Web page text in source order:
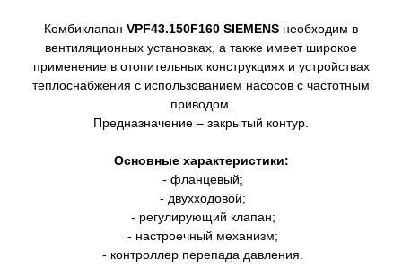
Комбиклапан VPF43.150F160 SIEMENS необходим в
вентиляционных установках, а также имеет широкое
применение в отопительных конструкциях и устройствах
теплоснабжения с использованием насосов с частотным
приводом.
Предназначение – закрытый контур.
Основные характеристики:
- фланцевый;
- двухходовой;
- регулирующий клапан;
- настроечный механизм;
- контроллер перепада давления.